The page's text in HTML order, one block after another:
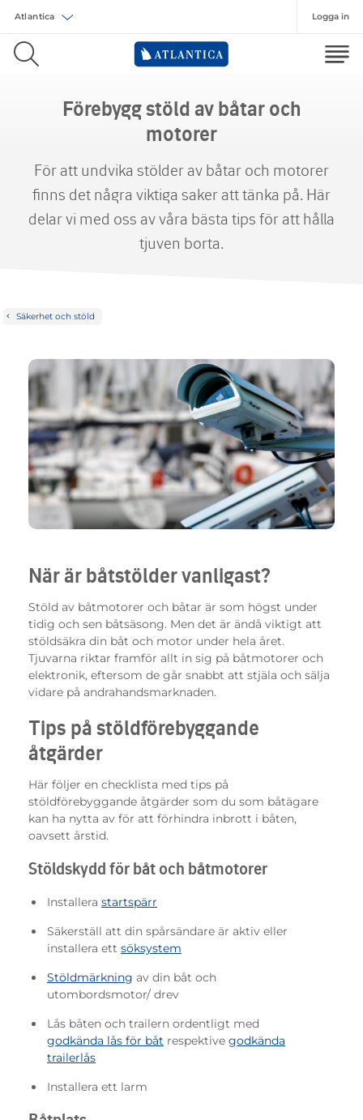
Välj försäkring
Logga in
Förebygg stöld av båtar och
motorer
För att undvika stölder av båtar och motorer
finns det några viktiga saker att tänka på. Här
delar vi med oss av våra bästa tips för att hålla
tjuven borta.
Säkerhet och stöld
När är båtstölder vanligast?
Stöld av båtmotorer och båtar är som högst under
tidig och sen båtsäsong. Men det är ändå viktigt att
stöldsäkra din båt och motor under hela året.
Tjuvarna riktar framför allt in sig på båtmotorer och
elektronik, eftersom de går snabbt att stjäla och sälja
vidare på andrahandsmarknaden.
Tips på stöldförebyggande
åtgärder
Här följer en checklista med tips på
stöldförebyggande åtgärder som du som båtägare
kan ha nytta av för att förhindra inbrott i båten,
oavsett årstid.
Stöldskydd för båt och båtmotorer
Installera startspärr
Säkerställ att din spårsändare är aktiv eller
installera ett söksystem
Stöldmärkning av din båt och
utombordsmotor/ drev
Lås båten och trailern ordentligt med
godkända lås för båt respektive godkända
trailerlås
Installera ett larm